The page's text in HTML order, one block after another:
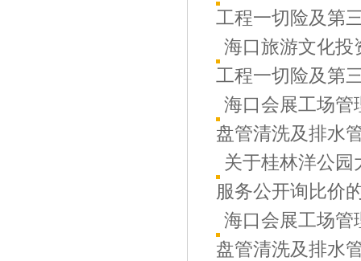
工程一切险及第
海口旅游文化投
工程一切险及第
海口会展工场管
盘管清洗及排水
关于桂林洋公
服务公开询比价
海口会展工场管
盘管清洗及排水